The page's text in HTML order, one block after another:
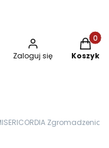
Zaloguj się Koszyk
Zgromadzenia